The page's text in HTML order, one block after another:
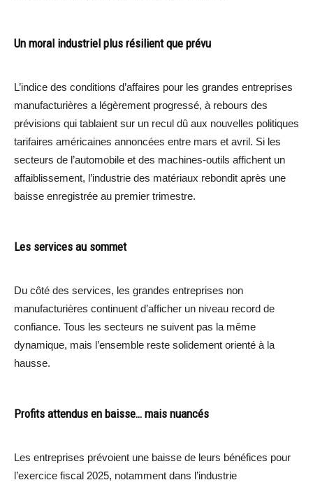
Un moral industriel plus résilient que prévu
L’indice des conditions d’affaires pour les grandes entreprises
manufacturières a légèrement progressé, à rebours des
prévisions qui tablaient sur un recul dû aux nouvelles politiques
tarifaires américaines annoncées entre mars et avril. Si les
secteurs de l’automobile et des machines-outils affichent un
affaiblissement, l’industrie des matériaux rebondit après une
baisse enregistrée au premier trimestre.
Les services au sommet
Du côté des services, les grandes entreprises non
manufacturières continuent d’afficher un niveau record de
confiance. Tous les secteurs ne suivent pas la même
dynamique, mais l’ensemble reste solidement orienté à la
hausse.
Profits attendus en baisse… mais nuancés
Les entreprises prévoient une baisse de leurs bénéfices pour
l’exercice fiscal 2025, notamment dans l’industrie